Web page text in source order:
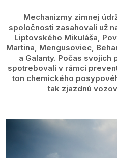
Mechanizmy zimnej
spoločnosti zasahovali už
Liptovského Mikuláša,
Martina, Mengusoviec,
a Galanty. Počas
spotrebovali v rámci
ton chemického
tak zjazdnú